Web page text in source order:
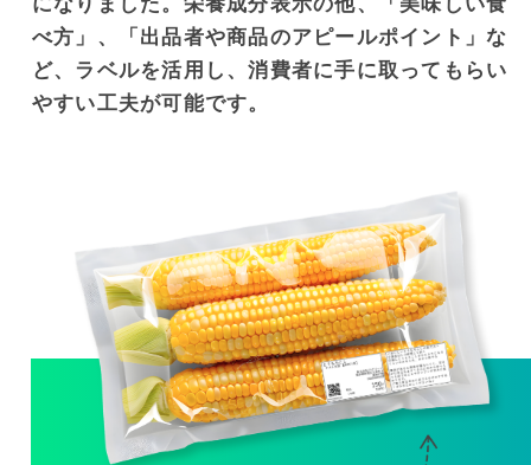
べ⽅」、「出品者や商品のアピールポイント」な
ど、ラベルを活⽤し、消費者に⼿に取ってもらい
やすい⼯夫が可能です。